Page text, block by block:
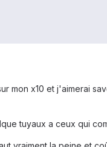
mon x10 et j'aimerai
tuyaux a ceux qui